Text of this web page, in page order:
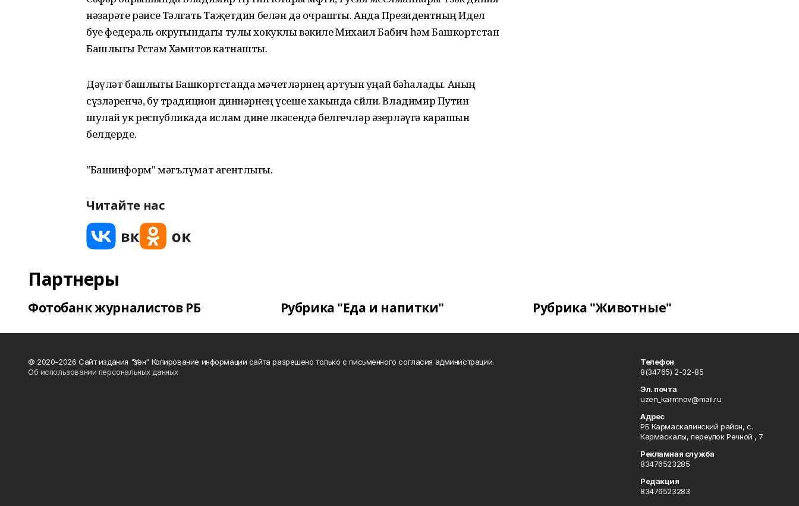
нәзарәте рәисе Тәлгать Та­җетдин белән дә очрашты. Анда Прези­дентның Идел
буе федераль округындагы тулы хокуклы вәкиле Михаил Бабич һәм Башкортстан
Башлыгы Рөстәм Хәмитов катнашты.
Дәүләт башлыгы Башкортстанда мәчетләрнең артуын уңай бәһалады. Аның
сүзләренчә, бу традицион дин­нәрнең үсеше хакында сөйли. Владимир Путин
шулай ук республикада ислам дине өлкәсендә белгечләр әзерләүгә карашын
белдерде.
"Башинформ" мәгълүмат агентлыгы.
Читайте нас
Партнеры
Фотобанк журналистов РБ Рубрика "Еда и напитки" Рубрика "Животные"
© 2020-2026 Сайт издания "Үзән" Копирование информации сайта разрешено только с письменного согласия администрации.
Об использовании персональных данных
Телефон
8(34765) 2-32-85
Эл. почта
uzen_karmnov@mail.ru
Адрес
РБ Кармаскалинский район, с.
Кармаскалы, переулок Речной , 7
Рекламная служба
83476523285
Редакция
83476523283